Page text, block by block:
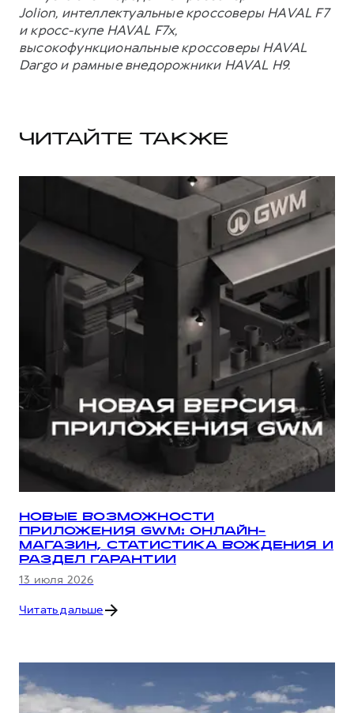
Jolion, интеллектуальные кроссоверы HAVAL F7
и кросс-купе HAVAL F7x,
высокофункциональные кроссоверы HAVAL
Dargo и рамные внедорожники HAVAL H9.
ЧИТАЙТЕ ТАКЖЕ
НОВЫЕ ВОЗМОЖНОСТИ
ПРИЛОЖЕНИЯ GWM: ОНЛАЙН-
МАГАЗИН, СТАТИСТИКА ВОЖДЕНИЯ И
РАЗДЕЛ ГАРАНТИИ
13 июля 2026
Читать дальше